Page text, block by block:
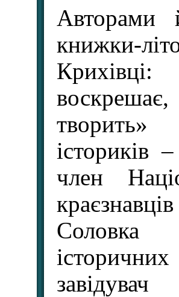
Авторами
книжки-
істориків
член